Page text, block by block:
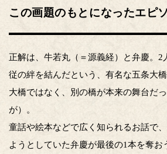
この画題のもとになったエピ
正解は、牛若丸（＝源義経）と弁慶。2
従の絆を結んだという、有名な五条大
大橋ではなく、別の橋が本来の舞台だ
が）。
童話や絵本などで広く知られるお話で
ようとしていた弁慶が最後の1本を奪お